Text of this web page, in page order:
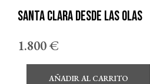
Santa Clara desde las olas
1.800€
AÑADIR AL CARRITO